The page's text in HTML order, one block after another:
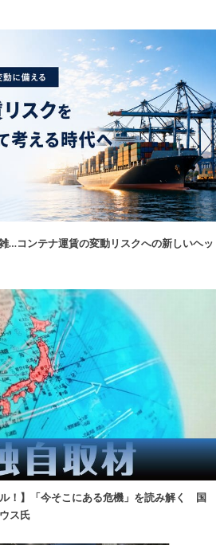
…コンテナ運賃の変動リスクへの新しいヘッ
ル！】「今そこにある危機」を読み解く 国
ス氏